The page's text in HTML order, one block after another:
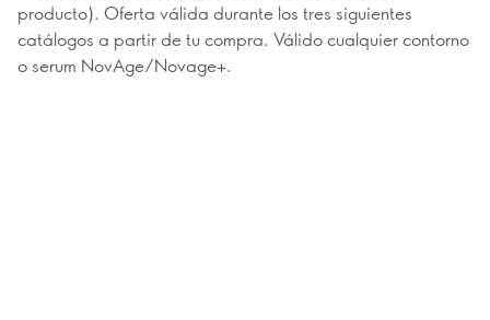
producto). Oferta válida durante los tres siguientes
catálogos a partir de tu compra. Válido cualquier contorno
o serum NovAge/Novage+.